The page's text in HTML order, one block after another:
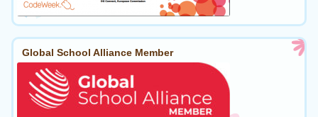
Global School Alliance Member